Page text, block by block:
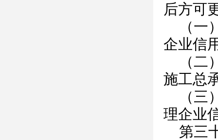
后方可
（
企业信
（
施工总
（
理企业
第三